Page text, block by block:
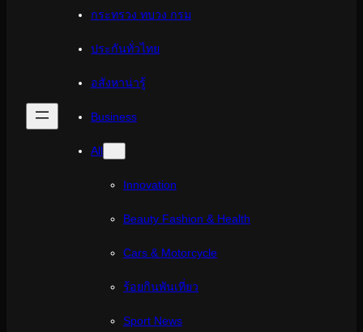
กระทรวง ทบวง กรม
ประกันทั่วไทย
อสังหาน่ารู้
Business
All
Innovation
Beauty Fashion & Health
Cars & Motorcycle
ร้อยกินพันเที่ยว
Sport News